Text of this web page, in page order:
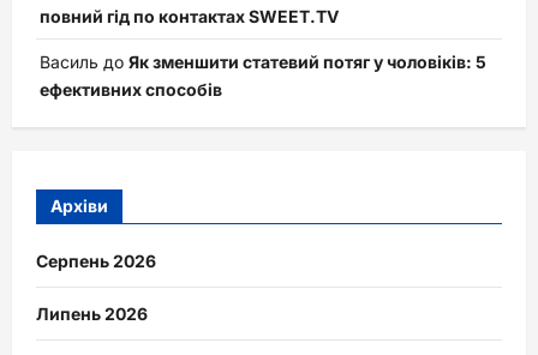
повний гід по контактах SWEET.TV
Василь до Як зменшити статевий потяг у чоловіків: 5
ефективних способів
Архіви
Серпень 2026
Липень 2026